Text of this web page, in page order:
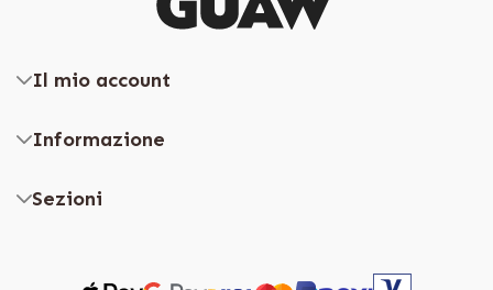
Il mio account
Informazione
Sezioni